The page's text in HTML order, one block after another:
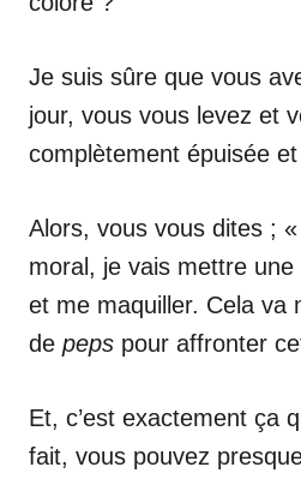
Je suis sûre que vous
jour, vous vous levez et
complètement épuisée
Alors, vous vous dites ;
moral, je vais mettre
et me maquiller. Cela va
de peps pour affronter
Et, c’est exactement ça
fait, vous pouvez